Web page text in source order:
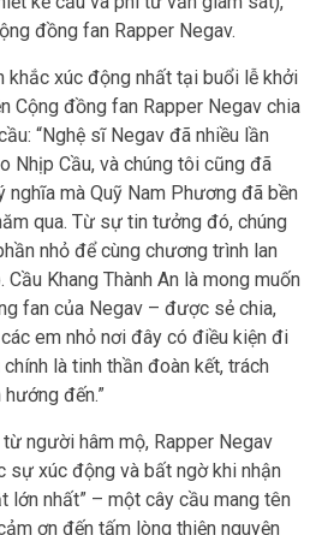
đồng fan Rapper Negav.
khắc xúc động nhất tại buổi lễ khởi
Cộng đồng fan Rapper Negav chia
“Nghệ sĩ Negav đã nhiều lần
Nhịp Cầu, và chúng tôi cũng đã
nghĩa mà Quỹ Nam Phương đã bền
qua. Từ sự tin tưởng đó, chúng
nhỏ để cùng chương trình lan
Khang Thành An là mong muốn
fan của Negav – được sẻ chia,
em nhỏ nơi đây có điều kiện đi
là tinh thần đoàn kết, trách
đến.”
người hâm mộ, Rapper Negav
sự xúc động và bất ngờ khi nhận
lớn nhất” – một cây cầu mang tên
ơn đến tấm lòng thiện nguyện